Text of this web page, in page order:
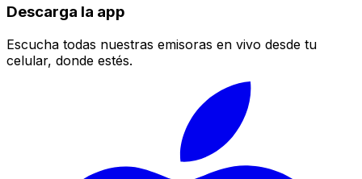
Descarga la app
Escucha todas nuestras emisoras en vivo desde tu
celular, donde estés.